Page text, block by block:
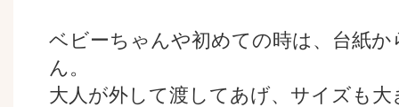
ベビーちゃんや初めての時は、台紙
ん。
大人が外して渡してあげ、サイズも